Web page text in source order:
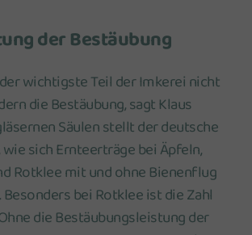
der Bestäubung
wichtigste Teil der Imkerei nicht
die Bestäubung, sagt Klaus
Säulen stellt der deutsche
sich Ernteerträge bei Äpfeln,
Rotklee mit und ohne Bienenflug
bei Rotklee ist die Zahl
die Bestäubungsleistung der